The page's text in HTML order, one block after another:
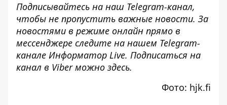
Подписывайтесь на наш Telegram-канал,
чтобы не пропустить важные новости. За
новостями в режиме онлайн прямо в
мессенджере следите на нашем Telegram-
канале Информатор Live. Подписаться на
канал в Viber можно здесь.
Фото: hjk.fi